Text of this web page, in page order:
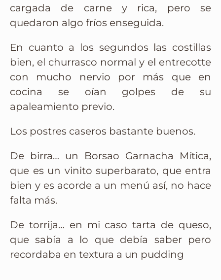
cargada de carne y rica, pero se
quedaron algo fríos enseguida.
En cuanto a los segundos las costillas
bien, el churrasco normal y el entrecotte
con mucho nervio por más que en
cocina se oían golpes de su
apaleamiento previo.
Los postres caseros bastante buenos.
De birra… un Borsao Garnacha Mítica,
que es un vinito superbarato, que entra
bien y es acorde a un menú así, no hace
falta más.
De torrija… en mi caso tarta de queso,
que sabía a lo que debía saber pero
recordaba en textura a un pudding